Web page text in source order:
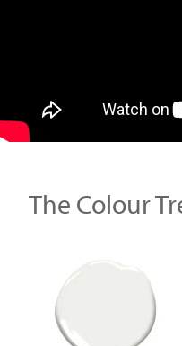
The Colour